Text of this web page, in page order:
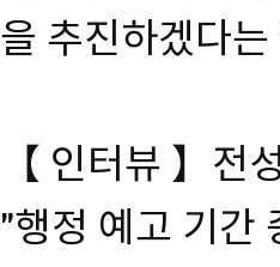
을 추진하겠다
【 인터뷰 】전
"행정 예고 기간